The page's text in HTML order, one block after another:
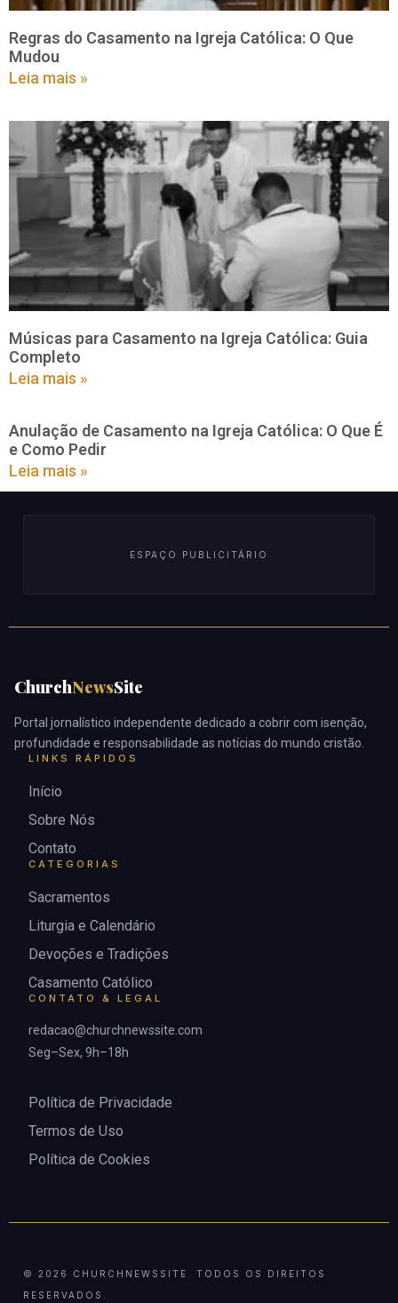
Regras do Casamento na Igreja Católica: O Que
Mudou
Leia mais »
Músicas para Casamento na Igreja Católica: Guia
Completo
Leia mais »
Anulação de Casamento na Igreja Católica: O Que É
e Como Pedir
Leia mais »
ESPAÇO PUBLICITÁRIO
ChurchNewsSite
Portal jornalístico independente dedicado a cobrir com isenção,
profundidade e responsabilidade as notícias do mundo cristão.
LINKS RÁPIDOS
Início
Sobre Nós
Contato
CATEGORIAS
Sacramentos
Liturgia e Calendário
Devoções e Tradições
Casamento Católico
CONTATO & LEGAL
redacao@churchnewssite.com
Seg–Sex, 9h–18h
Política de Privacidade
Termos de Uso
Política de Cookies
© 2026 CHURCHNEWSSITE. TODOS OS DIREITOS
RESERVADOS.